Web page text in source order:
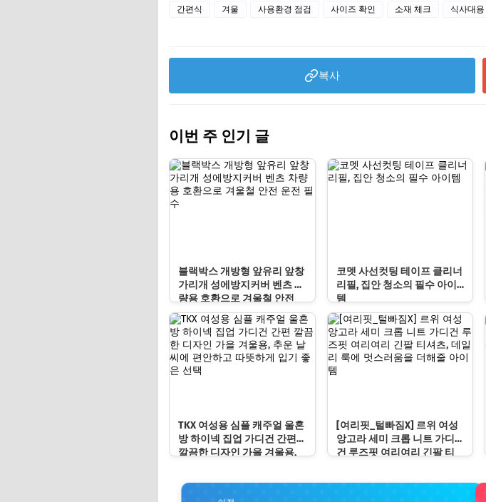
간편식 겨울 사용환경 점검 사이즈 확인 소재 체크 식사대용
복사
이번 주 인기 글
블랙박스 개방형 앞유리 앞창
가리개 성에방지커버 벤츠 차
량용 호환으로 겨울철 안전
운전 필수
코멧 사선컷팅 테이프 클리너
리필, 집안 청소의 필수 아이
템
TKX 여성용 심플 캐주얼 울혼
방 하이넥 집업 가디건 간편
깔끔한 디자인 가을 겨울용,
[여리핏_털빠짐X] 르위 여성
앙고라 세미 크롭 니트 가디
건 루즈핏 여리여리 긴팔 티